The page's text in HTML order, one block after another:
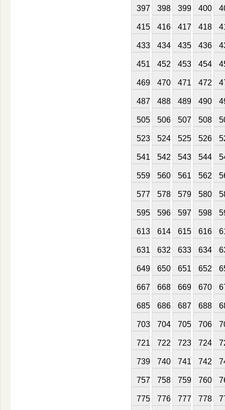
397 398 399 400
415 416 417 418
433 434 435 436
451 452 453 454
469 470 471 472
487 488 489 490
505 506 507 508
523 524 525 526
541 542 543 544
559 560 561 562
577 578 579 580
595 596 597 598
613 614 615 616
631 632 633 634
649 650 651 652
667 668 669 670
685 686 687 688
703 704 705 706
721 722 723 724
739 740 741 742
757 758 759 760
775 776 777 778